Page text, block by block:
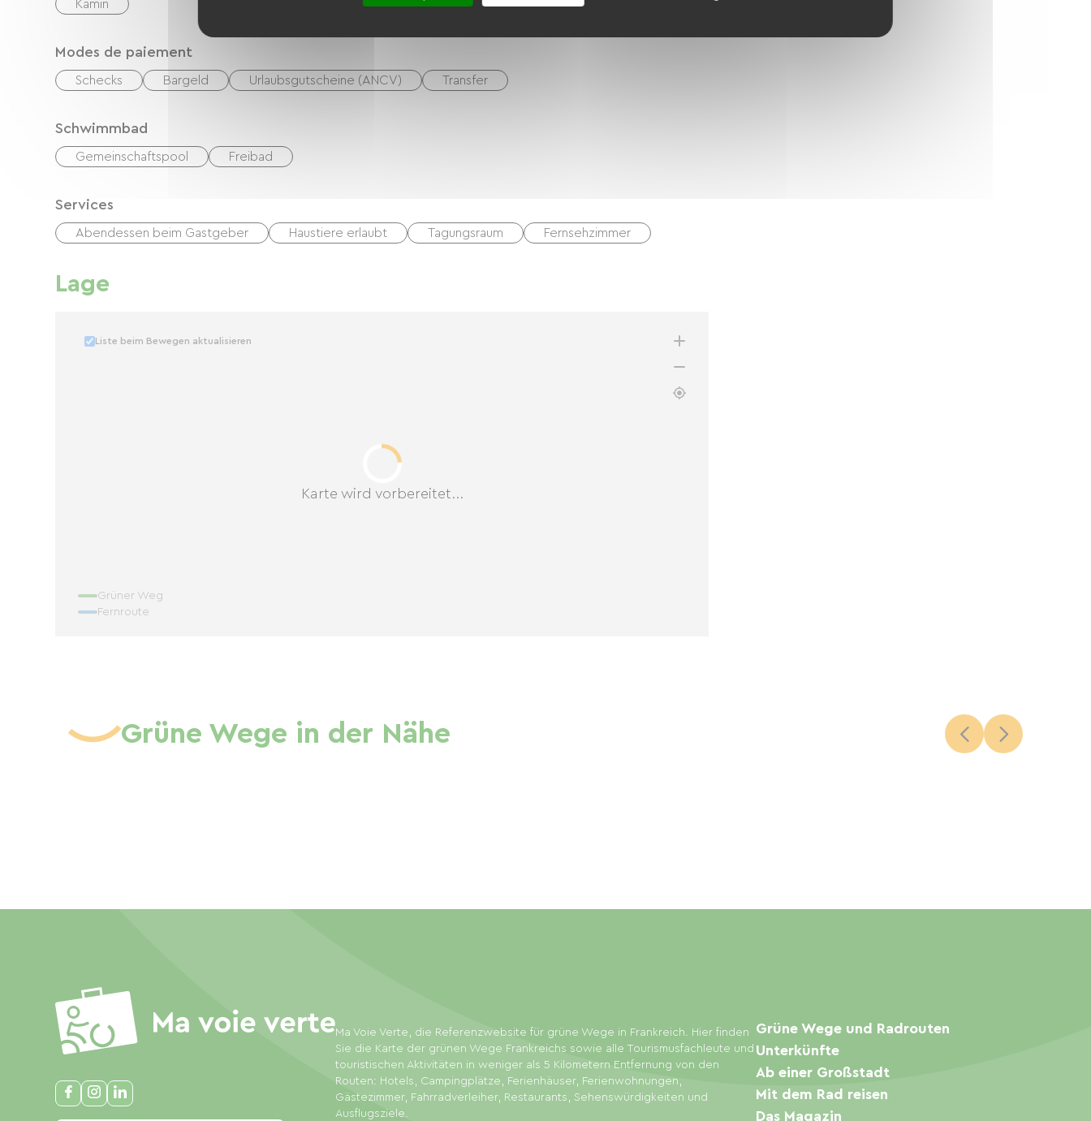
Kamin
Modes de paiement
Schecks Bargeld Urlaubsgutscheine (ANCV) Transfer
Schwimmbad
Gemeinschaftspool Freibad
Services
Abendessen beim Gastgeber Haustiere erlaubt Tagungsraum Fernsehzimmer
Lage
Karte wird vorbereitet...
Liste beim Bewegen aktualisieren
Grüner Weg
Fernroute
Grüne Wege in der Nähe
Ma Voie Verte, die Referenzwebsite für grüne Wege in Frankreich. Hier finden
Sie die Karte der grünen Wege Frankreichs sowie alle Tourismusfachleute und
touristischen Aktivitäten in weniger als 5 Kilometern Entfernung von den
Routen: Hotels, Campingplätze, Ferienhäuser, Ferienwohnungen,
Gästezimmer, Fahrradverleiher, Restaurants, Sehenswürdigkeiten und
Ausflugsziele.
Grüne Wege und Radrouten
Unterkünfte
Ab einer Großstadt
Mit dem Rad reisen
Das Magazin